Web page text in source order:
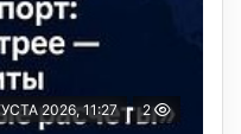
2026, 11:27 2